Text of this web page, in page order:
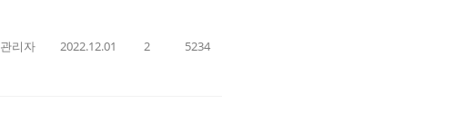
관리자 2022.12.01 2 5234